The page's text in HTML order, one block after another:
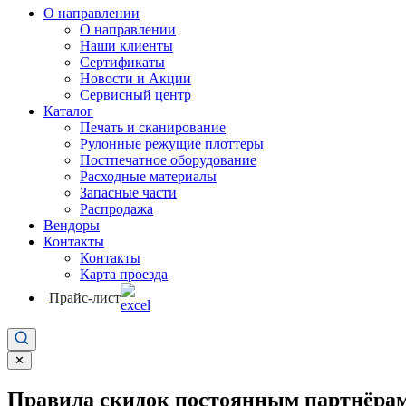
О направлении
О направлении
Наши клиенты
Сертификаты
Новости и Акции
Сервисный центр
Каталог
Печать и сканирование
Рулонные режущие плоттеры
Постпечатное оборудование
Расходные материалы
Запасные части
Распродажа
Вендоры
Контакты
Контакты
Карта проезда
Прайс-лист
✕
Правила скидок постоянным